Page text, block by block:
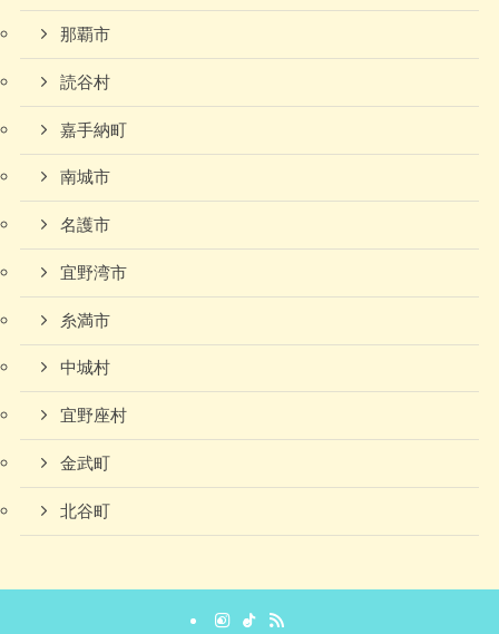
那覇市
読谷村
嘉手納町
南城市
名護市
宜野湾市
糸満市
中城村
宜野座村
金武町
北谷町